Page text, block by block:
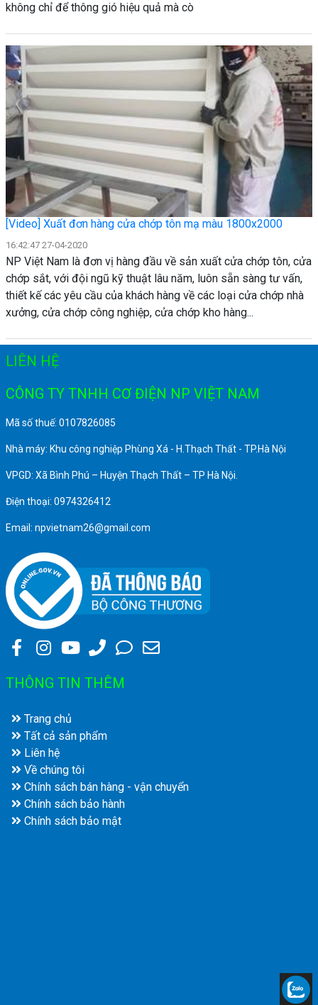
không chỉ để thông gió hiệu quả mà cò
[Video] Xuất đơn hàng cửa chớp tôn mạ màu 1800x2000
16:42:47 27-04-2020
NP Việt Nam là đơn vị hàng đầu về sản xuất cửa chớp tôn, cửa
chớp sắt, với đội ngũ kỹ thuật lâu năm, luôn sẵn sàng tư vấn,
thiết kế các yêu cầu của khách hàng về các loại cửa chớp nhà
xưởng, cửa chớp công nghiệp, cửa chớp kho hàng...
LIÊN HỆ
CÔNG TY TNHH CƠ ĐIỆN NP VIỆT NAM
Mã số thuế: 0107826085
Nhà máy: Khu công nghiệp Phùng Xá - H.Thạch Thất - TP.Hà Nội
VPGD: Xã Bình Phú – Huyện Thạch Thất – TP Hà Nội.
Điện thoại: 0974326412
Email: npvietnam26@gmail.com
THÔNG TIN THÊM
Trang chủ
Tất cả sản phẩm
Liên hệ
Về chúng tôi
Chính sách bán hàng - vận chuyển
Chính sách bảo hành
Chính sách bảo mật